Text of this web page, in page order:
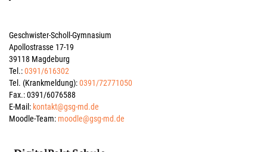
Geschwister-Scholl-Gymnasium
Apollostrasse 17-19
39118 Magdeburg
Tel.:0391/616302
Tel. (Krankmeldung):0391/72771050
Fax.: 0391/6076588
E-Mail: kontakt@gsg-md.de
Moodle-Team: moodle@gsg-md.de